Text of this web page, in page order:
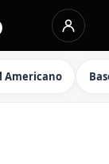
Americano